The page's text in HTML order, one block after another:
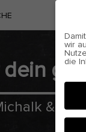
& Phil
wir
die